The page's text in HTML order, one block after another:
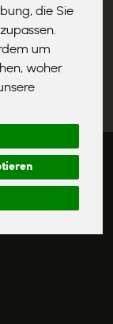
die Sie
um
woher
Zeit nicht
zuzüglich
Weitere